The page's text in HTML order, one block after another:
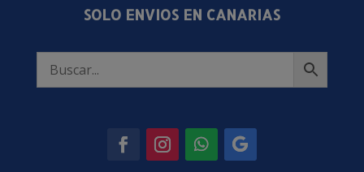
SOLO ENVIOS EN CANARIAS